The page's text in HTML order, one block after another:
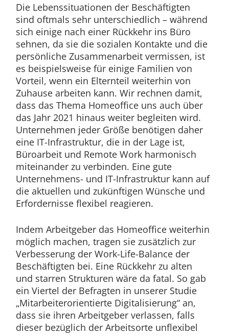
Die Lebenssituationen der Beschäftigten
sind oftmals sehr unterschiedlich – während
sich einige nach einer Rückkehr ins Büro
sehnen, da sie die sozialen Kontakte und die
persönliche Zusammenarbeit vermissen, ist
es beispielsweise für einige Familien von
Vorteil, wenn ein Elternteil weiterhin von
Zuhause arbeiten kann. Wir rechnen damit,
dass das Thema Homeoffice uns auch über
das Jahr 2021 hinaus weiter begleiten wird.
Unternehmen jeder Größe benötigen daher
eine IT-Infrastruktur, die in der Lage ist,
Büroarbeit und Remote Work harmonisch
miteinander zu verbinden. Eine gute
Unternehmens- und IT-Infrastruktur kann auf
die aktuellen und zukünftigen Wünsche und
Erfordernisse flexibel reagieren.
Indem Arbeitgeber das Homeoffice weiterhin
möglich machen, tragen sie zusätzlich zur
Verbesserung der Work-Life-Balance der
Beschäftigten bei. Eine Rückkehr zu alten
und starren Strukturen wäre da fatal. So gab
ein Viertel der Befragten in unserer Studie
„Mitarbeiterorientierte Digitalisierung“ an,
dass sie ihren Arbeitgeber verlassen, falls
dieser bezüglich der Arbeitsorte unflexibel